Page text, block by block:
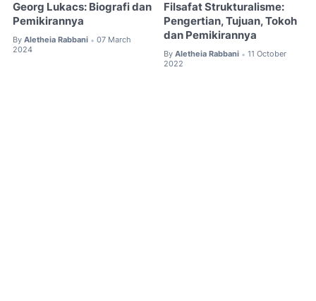
Georg Lukacs: Biografi dan
Pemikirannya
By Aletheia Rabbani • 07 March
2024
Filsafat Strukturalisme:
Pengertian, Tujuan, Tokoh
dan Pemikirannya
By Aletheia Rabbani • 11 October
2022